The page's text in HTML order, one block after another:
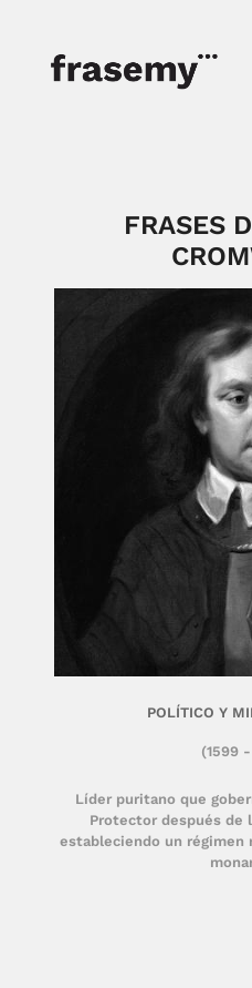
FRASES
Líder puritano que
Protector después de
estableciendo un régimen
(1599
POLÍTICO Y